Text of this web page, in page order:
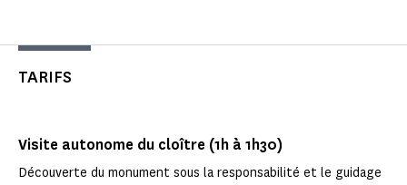
TARIFS
Visite autonome du cloître (1h à 1h30)
Découverte du monument sous la responsabilité et le guidage